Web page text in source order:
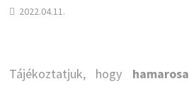
2022.04.11.
Tájékoztatjuk, hogy